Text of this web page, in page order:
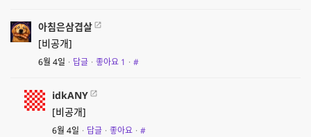
아침은삼겹살
[비공개]
6월 4일 · 답글 · 좋아요 1 · #
idkANY
[비공개]
6월 4일 · 답글 · 좋아요 · #